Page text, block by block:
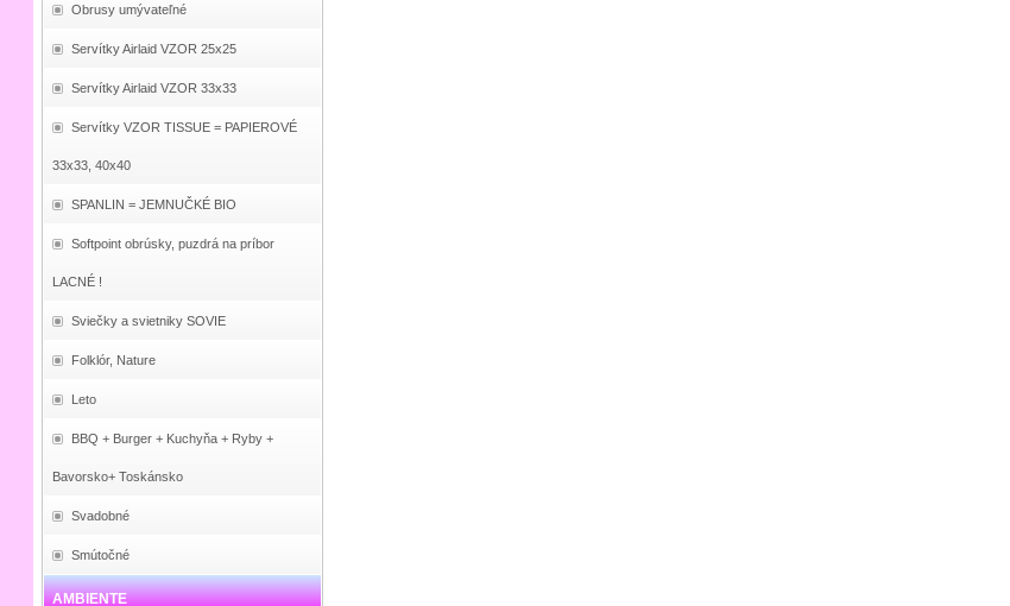
Obrusy umývateľné
Servítky Airlaid VZOR 25x25
Servítky Airlaid VZOR 33x33
Servítky VZOR TISSUE = PAPIEROVÉ
33x33, 40x40
SPANLIN = JEMNUČKÉ BIO
Softpoint obrúsky, puzdrá na príbor
LACNÉ !
Sviečky a svietniky SOVIE
Folklór, Nature
Leto
BBQ + Burger + Kuchyňa + Ryby +
Bavorsko+ Toskánsko
Svadobné
Smútočné
AMBIENTE